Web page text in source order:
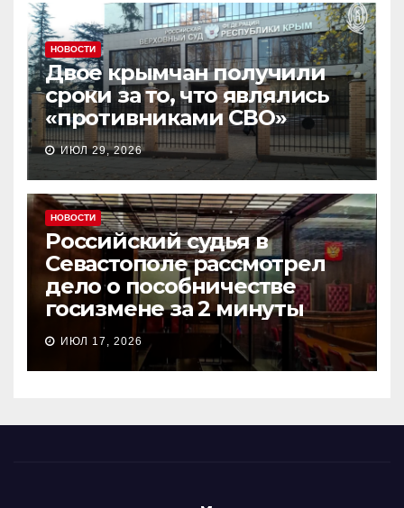
НОВОСТИ
Двое крымчан получили
сроки за то, что являлись
«противниками СВО»
ИЮЛ 29, 2026
НОВОСТИ
Российский судья в
Севастополе рассмотрел
дело о пособничестве
госизмене за 2 минуты
ИЮЛ 17, 2026